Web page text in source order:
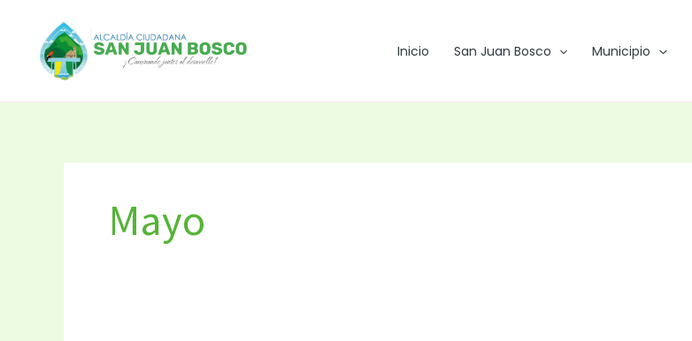
contenido
Inicio San Juan Bosco Municipio
Mayo
por: